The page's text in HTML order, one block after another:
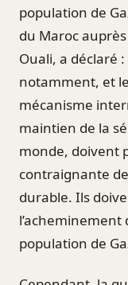
population de
du Maroc
Ouali, a déclaré
notamment, et
mécanisme
maintien de la
monde, doivent
contraignante
durable. Ils
l’acheminement
population de